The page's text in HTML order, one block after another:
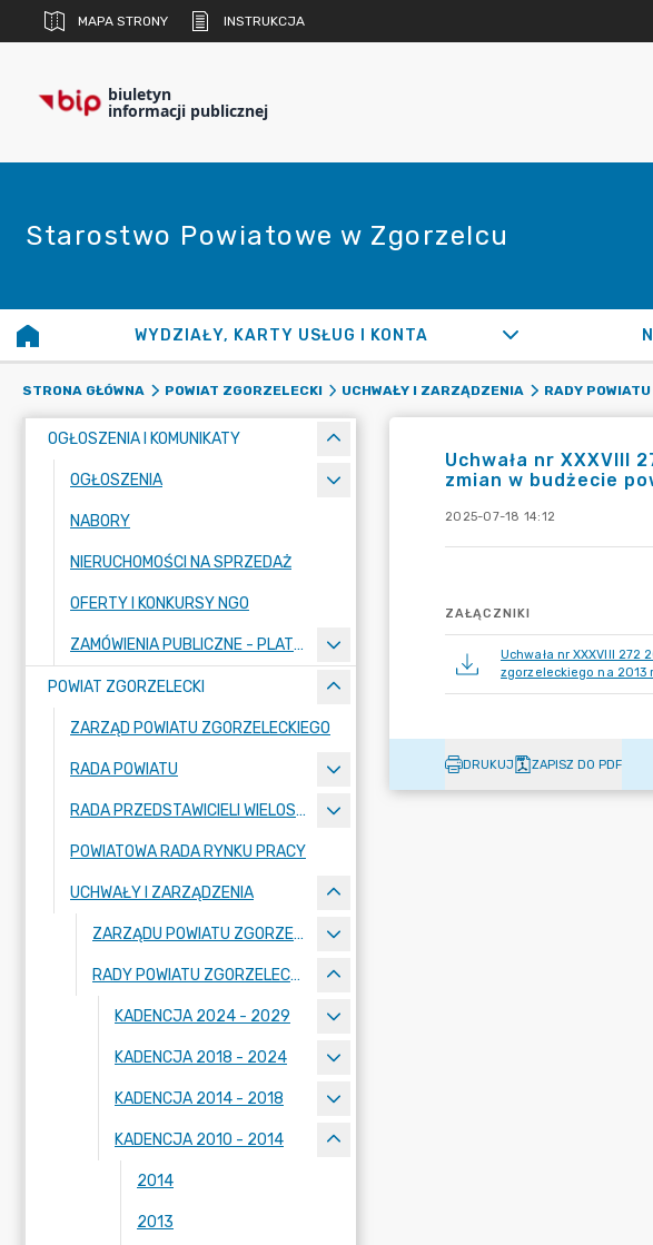
MAPA STRONY INSTRUKCJA
biuletyn
informacji publicznej
Starostwo Powiatowe w Zgorzelcu
WYDZIAŁY, KARTY USŁUG I KONTA
STRONA GŁÓWNA POWIAT ZGORZELECKI UCHWAŁY I ZARZĄDZENIA RADY
OGŁOSZENIA I KOMUNIKATY
OGŁOSZENIA
NABORY
NIERUCHOMOŚCI NA SPRZEDAŻ
OFERTY I KONKURSY NGO
ZAMÓWIENIA PUBLICZNE - PLATFORMA ZAKUPOWA
POWIAT ZGORZELECKI
ZARZĄD POWIATU ZGORZELECKIEGO
RADA POWIATU
RADA PRZEDSTAWICIELI WIELOSPECJALISTYCZNEGO ZESPOŁU OPIEKI ZDROWOTNEJ "BOLESŁAWIEC-ZGORZELEC" SAMODZIELNEGO PUBLICZNEGO ZAKŁADU OPIEKI ZDROWOTNEJ
POWIATOWA RADA RYNKU PRACY
UCHWAŁY I ZARZĄDZENIA
ZARZĄDU POWIATU ZGORZELECKIEGO
RADY POWIATU ZGORZELECKIEGO
KADENCJA 2024 - 2029
KADENCJA 2018 - 2024
KADENCJA 2014 - 2018
KADENCJA 2010 - 2014
2014
2013
Uchwała nr XXXVIII
zmian w budżecie
2025-07-18 14:12
ZAŁĄCZNIKI
Uchwała nr XXXVIII
zgorzeleckiego na 2013
DRUKUJ ZAPISZ DO PDF